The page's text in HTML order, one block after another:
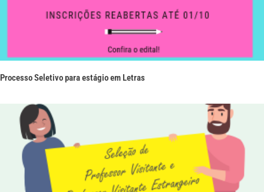
Processo Seletivo para estágio em Letras